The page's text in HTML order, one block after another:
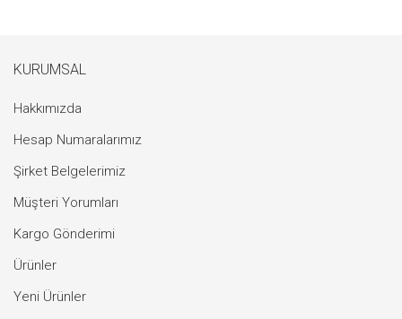
KURUMSAL
Hakkımızda
Hesap Numaralarımız
Şirket Belgelerimiz
Müşteri Yorumları
Kargo Gönderimi
Ürünler
Yeni Ürünler